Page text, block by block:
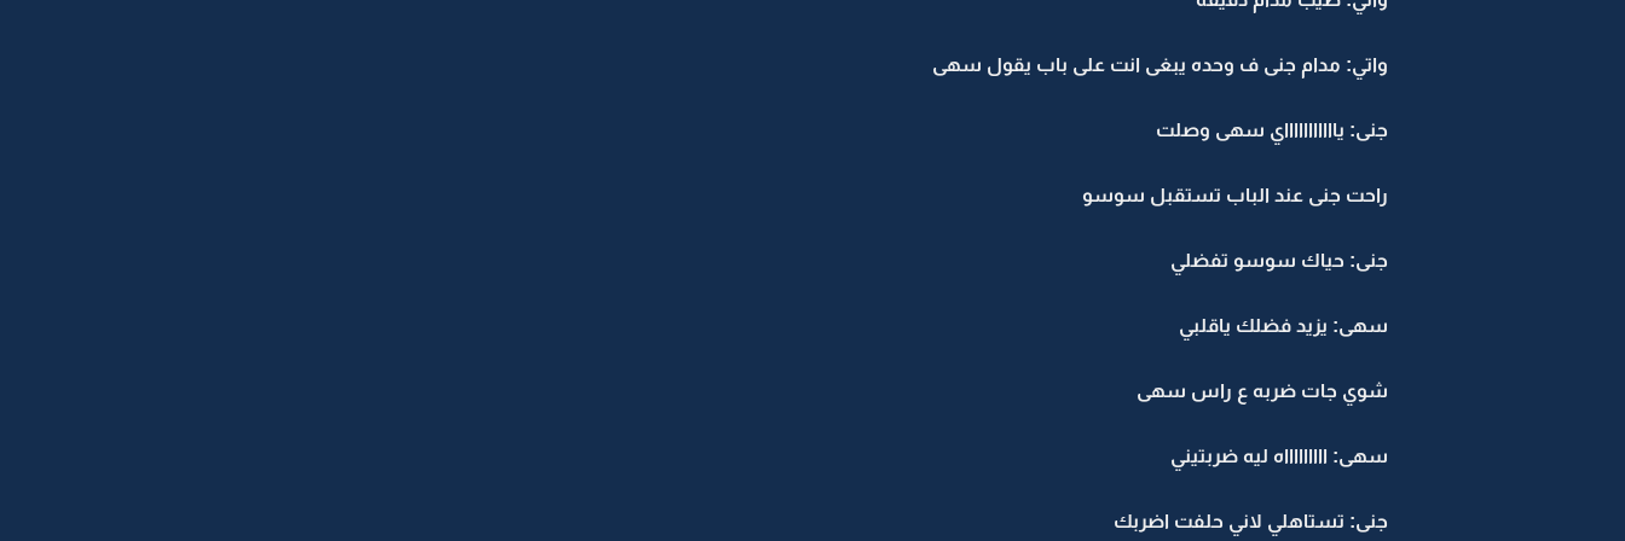
واتي: مدام جنى ف وحده يبغى انت على باب يقول سهى
جنى: ياااااااااااي سهى وصلت
راحت جنى عند الباب تستقبل سوسو
جنى: حياك سوسو تفضلي
سهى: يزيد فضلك ياقلبي
شوي جات ضربه ع راس سهى
سهى: اااااااااه ليه ضربتيني
جنى: تستاهلي لاني حلفت اضربك